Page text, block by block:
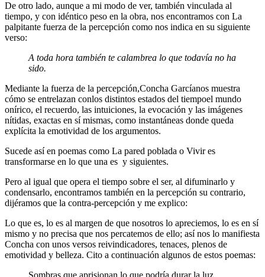
De otro lado, aunque a mi modo de ver, también vinculada al
tiempo, y con idéntico peso en la obra, nos encontramos con La
palpitante fuerza de la percepción como nos indica en su siguiente
verso:
A toda hora también te calambrea lo que todavía no ha
sido.
Mediante la fuerza de la percepción,Concha Garcíanos muestra
cómo se entrelazan conlos distintos estados del tiempoel mundo
onírico, el recuerdo, las intuiciones, la evocación y las imágenes
nítidas, exactas en sí mismas, como instantáneas donde queda
explícita la emotividad de los argumentos.
Sucede así en poemas como La pared poblada o Vivir es
transformarse en lo que una es y siguientes.
Pero al igual que opera el tiempo sobre el ser, al difuminarlo y
condensarlo, encontramos también en la percepción su contrario,
dijéramos que la contra-percepción y me explico:
Lo que es, lo es al margen de que nosotros lo apreciemos, lo es en sí
mismo y no precisa que nos percatemos de ello; así nos lo manifiesta
Concha con unos versos reivindicadores, tenaces, plenos de
emotividad y belleza. Cito a continuación algunos de estos poemas:
Sombras que aprisionan lo que podría durar la luz